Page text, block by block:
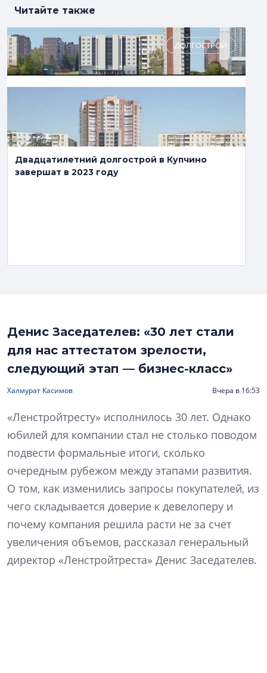
Читайте также
ДОЛГОСТРОЙ
Двадцатилетний долгострой в Купчино
завершат в 2023 году
Денис Заседателев: «30 лет стали
для нас аттестатом зрелости,
следующий этап — бизнес-класс»
Халмурат Касимов Вчера в 16:53
«Ленстройтресту» исполнилось 30 лет. Однако
юбилей для компании стал не столько поводом
подвести формальные итоги, сколько
очередным рубежом между этапами развития.
О том, как изменились запросы покупателей, из
чего складывается доверие к девелоперу и
почему компания решила расти не за счет
увеличения объемов, рассказал генеральный
директор «Ленстройтреста» Денис Заседателев.